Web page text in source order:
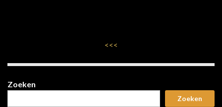
<<<
Zoeken
Zoeken